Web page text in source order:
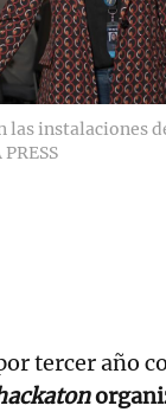
las instalaciones
tercer año